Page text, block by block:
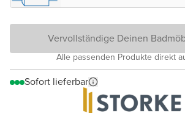
Vervollständige Deinen
Alle passenden Produkte direkt
Sofort lieferbar